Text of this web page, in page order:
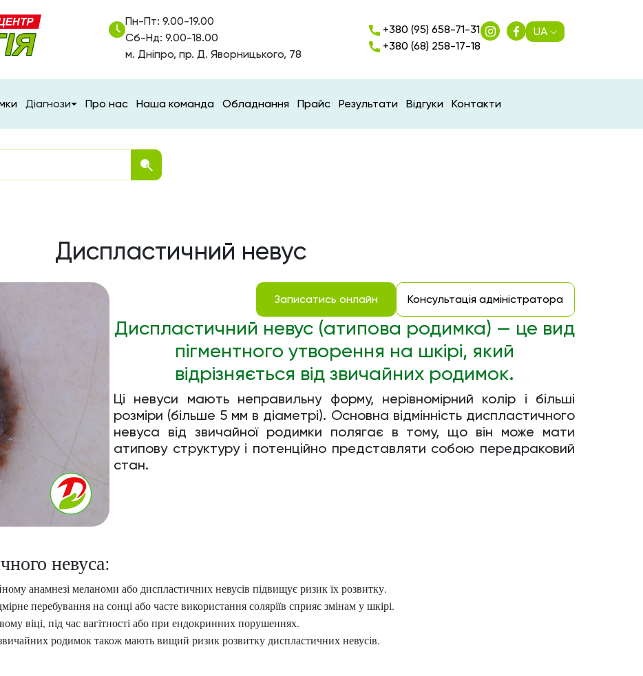
Пн-Пт: 9.00-19.00
Сб-Нд: 9.00-18.00
м. Дніпро, пр. Д. Яворницького, 78
+380 (95) 658-71-31
+380 (68) 258-17-18
UA
Діагнози Про нас Наша команда Обладнання Прайс Результати Відгуки Контакти
Диспластичний невус
Записатись онлайн Консультація адміністратора
Диспластичний невус (атипова родимка) — це вид
пігментного утворення на шкірі, який
відрізняється від звичайних родимок.
Ці невуси мають неправильну форму, нерівномірний колір і більші
розміри (більше 5 мм в діаметрі). Основна відмінність диспластичного
невуса від звичайної родимки полягає в тому, що він може мати
атипову структуру і потенційно представляти собою передраковий
стан.
невуса:
анамнезі меланоми або диспластичних невусів підвищує ризик їх розвитку.
перебування на сонці або часте використання соляріїв сприяє змінам у шкірі.
віці, під час вагітності або при ендокринних порушеннях.
родимок також мають вищий ризик розвитку диспластичних невусів.